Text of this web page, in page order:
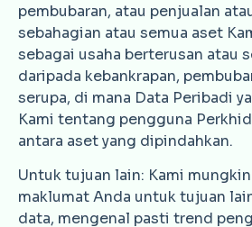
pembubaran, atau penjualan
sebahagian atau semua aset
sebagai usaha berterusan atau
daripada kebankrapan,
serupa, di mana Data Peribadi
Kami tentang pengguna
antara aset yang dipindahkan.
Untuk tujuan lain: Kami
maklumat Anda untuk tujuan
data, mengenal pasti trend